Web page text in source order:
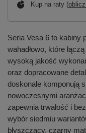
Kup na raty (
Seria Vesa 6 to kabiny
wahadłowo, które
wysoką jakość
oraz dopracowane
doskonale komponują
nowoczesnymi
zapewnia trwałość i
wybór siedmiu
błyszczący, czarny